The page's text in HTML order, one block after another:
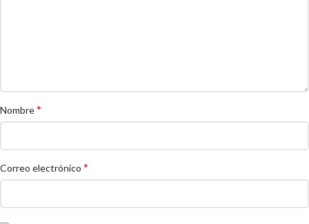
Nombre*
Correo electrónico *